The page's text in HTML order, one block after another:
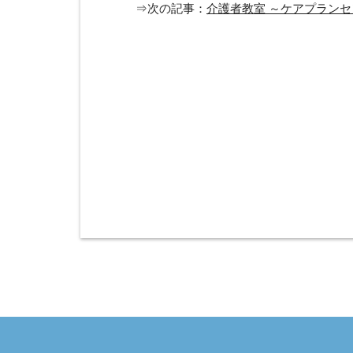
⇒次の記事： 介護者教室 ～ケアプラン